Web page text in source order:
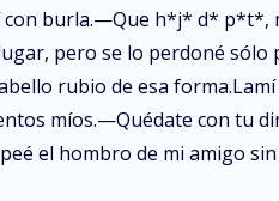
con burla.—Que h*j* d*
pero se lo perdoné sólo
rubio de esa
míos.—Quédate con tu
el hombro de mi amigo